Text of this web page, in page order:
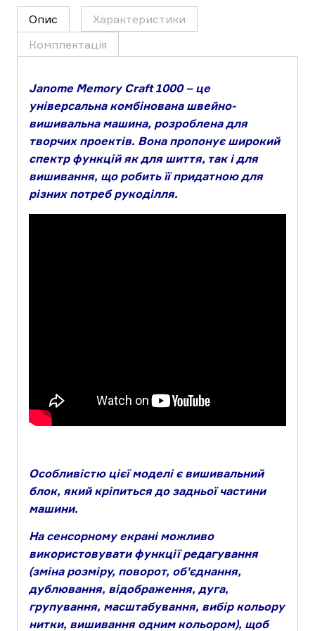
Опис
Характеристики
Комплектація
Janome Memory Craft 1000 – це
універсальна комбінована швейно-
вишивальна машина, розроблена для
творчих проектів. Вона пропонує широкий
спектр функцій як для шиття, так і для
вишивання, що робить її придатною для
різних потреб рукоділля.
Особливістю цієї моделі є вишивальний
блок, який кріпиться до задньої частини
машини.
На сенсорному екрані можливо
використовувати функції редагування
(зміна розміру, поворот, об'єднання,
дублювання, відображення, дуга,
групування, масштабування, вибір кольору
нитки, вишивання одним кольором), щоб